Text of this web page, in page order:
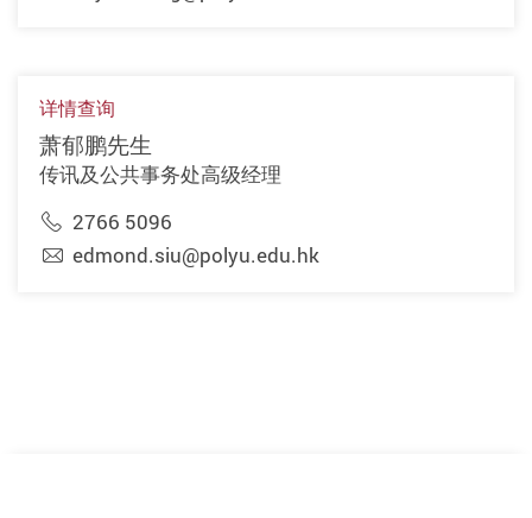
详情查询
萧郁鹏先生
传讯及公共事务处高级经理
2766 5096
edmond.siu@polyu.edu.hk